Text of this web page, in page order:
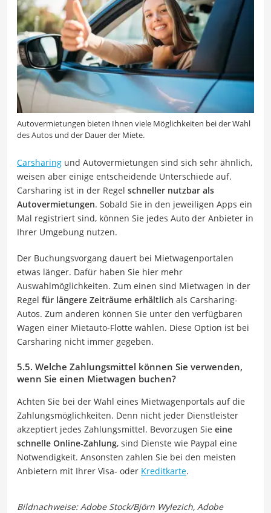
Autovermietungen bieten Ihnen viele Möglichkeiten bei der Wahl
des Autos und der Dauer der Miete.
Carsharing und Autovermietungen sind sich sehr ähnlich,
weisen aber einige entscheidende Unterschiede auf.
Carsharing ist in der Regel schneller nutzbar als
Autovermietungen. Sobald Sie in den jeweiligen Apps ein
Mal registriert sind, können Sie jedes Auto der Anbieter in
Ihrer Umgebung nutzen.
Der Buchungsvorgang dauert bei Mietwagenportalen
etwas länger. Dafür haben Sie hier mehr
Auswahlmöglichkeiten. Zum einen sind Mietwagen in der
Regel für längere Zeiträume erhältlich als Carsharing-
Autos. Zum anderen können Sie unter den verfügbaren
Wagen einer Mietauto-Flotte wählen. Diese Option ist bei
Carsharing nicht immer gegeben.
5.5. Welche Zahlungsmittel können Sie verwenden,
wenn Sie einen Mietwagen buchen?
Achten Sie bei der Wahl eines Mietwagenportals auf die
Zahlungsmöglichkeiten. Denn nicht jeder Dienstleister
akzeptiert jedes Zahlungsmittel. Bevorzugen Sie eine
schnelle Online-Zahlung, sind Dienste wie Paypal eine
Notwendigkeit. Ansonsten zahlen Sie bei den meisten
Anbietern mit Ihrer Visa- oder Kreditkarte.